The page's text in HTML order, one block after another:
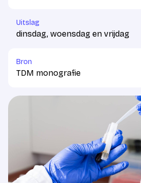
Uitslag
dinsdag, woensdag en vrijdag
Bron
TDM monografie